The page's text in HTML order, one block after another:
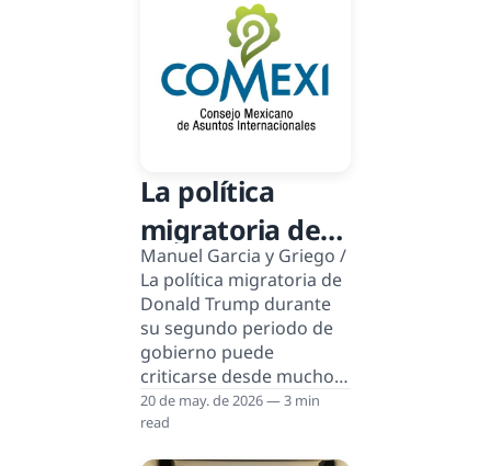
La política
migratoria de
Donald Trump
Manuel Garcia y Griego /
La política migratoria de
Donald Trump durante
su segundo periodo de
gobierno puede
criticarse desde muchos
ángulos por ser
exagerada, violenta,
20 de may. de 2026 — 3 min
read